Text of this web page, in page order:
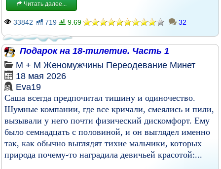
Читать далее...
33842 719 9.69 32
Подарок на 18-тилетие. Часть 1
М + М Женомужчины Переодевание Минет
18 мая 2026
Eva19
Саша всегда предпочитал тишину и одиночество.
Шумные компании, где все кричали, смеялись и пили,
вызывали у него почти физический дискомфорт. Ему
было семнадцать с половиной, и он выглядел именно
так, как обычно выглядят тихие мальчики, которых
природа почему-то наградила девичьей красотой:...